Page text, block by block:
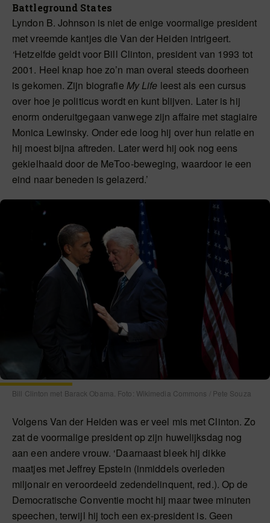
Battleground States
Lyndon B. Johnson is niet de enige voormalige president
met vreemde kantjes die Van der Heiden intrigeert.
‘Hetzelfde geldt voor Bill Clinton, president van 1993 tot
2001. Heel knap hoe zo’n man overal steeds doorheen
is gekomen. Zijn biografie My Life leest als een cursus
over hoe je politicus wordt en kunt blijven. Later is hij
enorm onderuitgegaan vanwege zijn affaire met stagiaire
Monica Lewinsky. Onder ede loog hij over hun relatie en
hij moest bijna aftreden. Later werd hij ook nog eens
gekielhaald door de MeToo-beweging, waardoor ie een
eind naar beneden is gelazerd.’
Bill Clinton met Barack Obama. Foto: Wikimedia Commons / Pete Souza
Volgens Van der Heiden was er veel mis met Clinton. Zo
zat de voormalige president op zijn huwelijksdag nog
aan een andere vrouw. ‘Daarnaast bleek hij dikke
maatjes met Jeffrey Epstein (inmiddels overleden
miljonair en veroordeeld zedendelinquent, red.). Op de
Democratische Conventie mocht hij maar twee minuten
speechen, terwijl hij toch een ex-president is. Geen